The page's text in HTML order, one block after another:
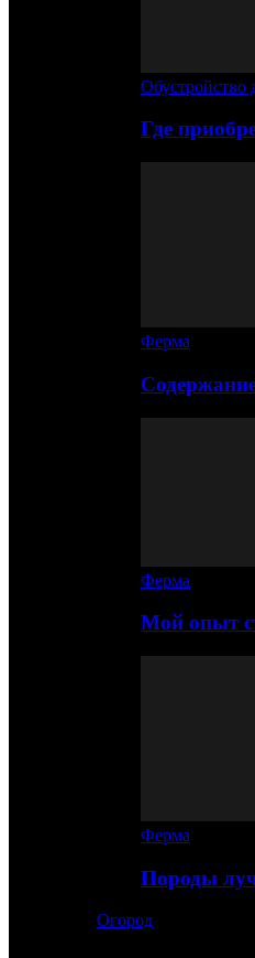
Обустройство
Где
Ферма
Ферма
Мой опыт
Ферма
Породы
Огород